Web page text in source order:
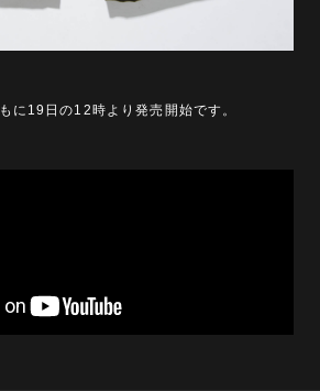
に19日の12時より発売開始です。